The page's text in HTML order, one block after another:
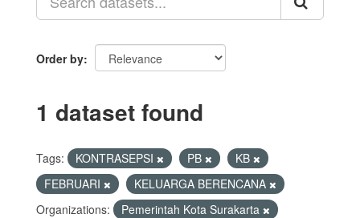
Order by
1 dataset found
Tags: KONTRASEPSI PB
KB
FEBRUARI
KELUARGA BERENCANA
Organizations:
Pemerintah Kota Surakarta